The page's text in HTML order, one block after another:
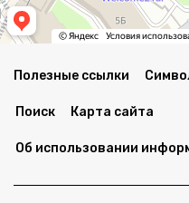
Полезные ссылки
Поиск Карта сайта
Об использовании